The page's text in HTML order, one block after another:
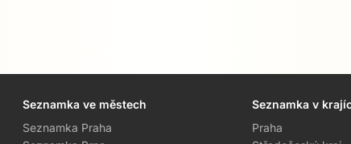
Seznamka ve městech
Seznamka Praha
Seznamka v
Praha